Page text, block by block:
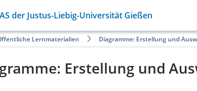
der Justus-Liebig-Universität Gießen
Lernmaterialien Diagramme: Erstellung und
Erstellung und